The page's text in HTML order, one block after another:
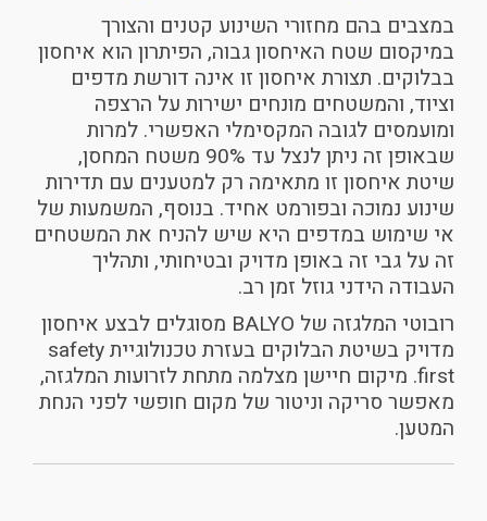
במצבים בהם מחזורי השינוע קטנים והצורך
במיקסום שטח האיחסון גבוה, הפיתרון הוא איחסון
בבלוקים. תצורת איחסון זו אינה דורשת מדפים
וציוד, והמשטחים מונחים ישירות על הרצפה
ומועמסים לגובה המקסימלי האפשרי. למרות
שבאופן זה ניתן לנצל עד 90% משטח המחסן,
שיטת איחסון זו מתאימה רק למטענים עם תדירות
שינוע נמוכה ובפורמט אחיד. בנוסף, המשמעות של
אי שימוש במדפים היא שיש להניח את המשטחים
זה על גבי זה באופן מדויק ובטיחותי, ותהליך
העבודה הידני גוזל זמן רב.
רובוטי המלגזה של BALYO מסוגלים לבצע איחסון
מדויק בשיטת הבלוקים בעזרת טכנולוגיית safety
first. מיקום חיישן מצלמה מתחת לזרועות המלגזה,
מאפשר סריקה וניטור של מקום חופשי לפני הנחת
המטען.